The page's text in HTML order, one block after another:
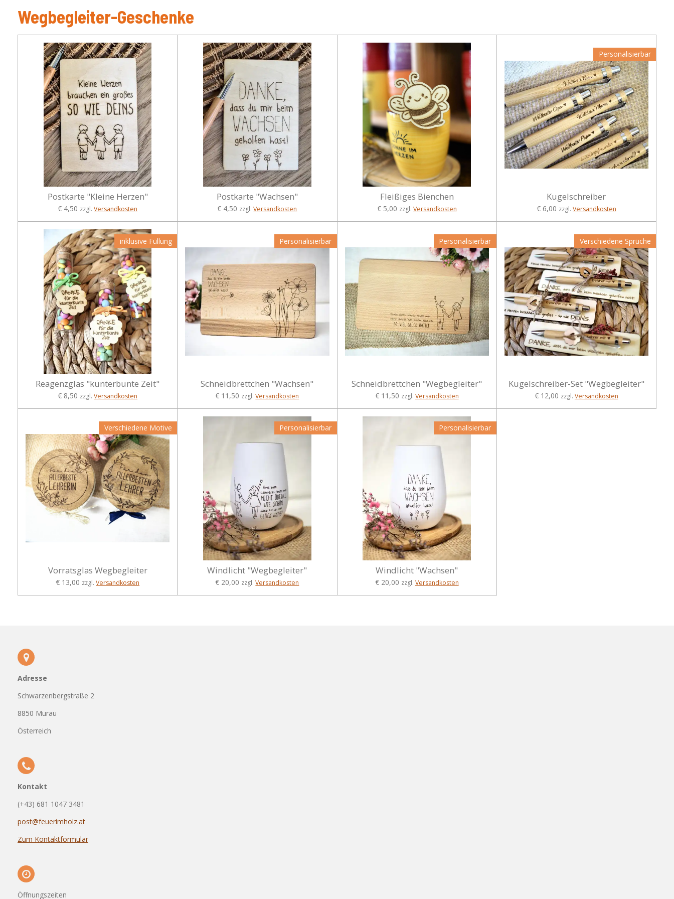
Wegbegleiter-Geschenke
Postkarte "Kleine Herzen"
€ 4,50 zzgl.Versandkosten
Postkarte "Wachsen"
€ 4,50 zzgl.Versandkosten
Fleißiges Bienchen
€ 5,00 zzgl. Versandkosten
Personalisierbar
Kugelschreiber
€ 6,00 zzgl. Versandkosten
inklusive Füllung
Reagenzglas "kunterbunte Zeit"
€ 8,50 zzgl.Versandkosten
Personalisierbar
Schneidbrettchen "Wachsen"
€ 11,50 zzgl.Versandkosten
Personalisierbar
Schneidbrettchen "Wegbegleiter"
€ 11,50 zzgl. Versandkosten
Verschiedene Sprüche
Kugelschreiber-Set "Wegbegleiter"
€ 12,00 zzgl. Versandkosten
Verschiedene Motive
Vorratsglas Wegbegleiter
€ 13,00 zzgl.Versandkosten
Personalisierbar
Windlicht "Wegbegleiter"
€ 20,00 zzgl.Versandkosten
Personalisierbar
Windlicht "Wachsen"
€ 20,00 zzgl. Versandkosten
Adresse
Schwarzenbergstraße 2
8850 Murau
Österreich
Kontakt
(+43) 681 1047 3481
post@feuerimholz.at
Zum Kontaktformular
Öffnungszeiten